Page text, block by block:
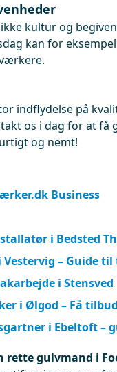
kultur og
kan for
indflydelse på
os i dag for at
og nemt!
Business
i Bedsted
– Guide
i Stensved
i Ølgod – Få
i Ebeltoft –
rette gulvmand i